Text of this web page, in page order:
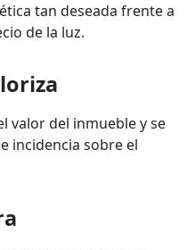
tan deseada frente a
de la luz.
valor del inmueble y se
incidencia sobre el